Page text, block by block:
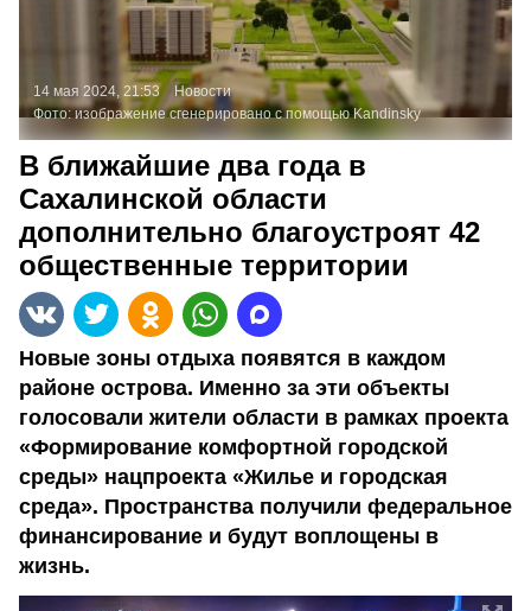
14 мая 2024, 21:53
Новости
Фото:изображение сгенерировано с помощью Kandinsky
В ближайшие два года в
Сахалинской области
дополнительно благоустроят 42
общественные территории
Новые зоны отдыха появятся в каждом
районе острова. Именно за эти объекты
голосовали жители области в рамках проекта
«Формирование комфортной городской
среды» нацпроекта «Жилье и городская
среда». Пространства получили федеральное
финансирование и будут воплощены в
жизнь.